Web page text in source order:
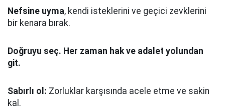
Nefsine uyma, kendi isteklerini ve geçici zevklerini
bir kenara bırak.
Doğruyu seç. Her zaman hak ve adalet yolundan
git.
Sabırlı ol: Zorluklar karşısında acele etme ve sakin
kal.